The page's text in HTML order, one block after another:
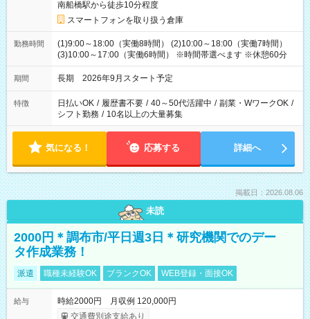
南船橋駅から徒歩10分程度
スマートフォンを取り扱う倉庫
勤務時間
(1)9:00～18:00（実働8時間） (2)10:00～18:00（実働7時間）
(3)10:00～17:00（実働6時間） ※時間帯選べます ※休憩60分
期間 長期 2026年9月スタート予定
特徴 日払いOK / 履歴書不要 / 40～50代活躍中 / 副業・WワークOK /
シフト勤務 / 10名以上の大量募集
気になる！ 応募する 詳細へ
掲載日：2026.08.06
未読
2000円＊調布市/平日週3日＊研究機関でのデー
タ作成業務！
派遣 職種未経験OK ブランクOK WEB登録・面接OK
給与
時給2000円 月収例 120,000円
交通費別途支給あり